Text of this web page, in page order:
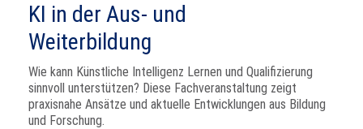
KI in der Aus- und
Weiterbildung
Wie kann Künstliche Intelligenz Lernen und Qualifizierung
sinnvoll unterstützen? Diese Fachveranstaltung zeigt
praxisnahe Ansätze und aktuelle Entwicklungen aus Bildung
und Forschung.